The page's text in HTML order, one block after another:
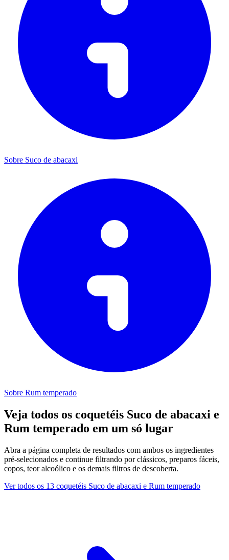
Sobre Suco de abacaxi
Sobre Rum temperado
Veja todos os coquetéis Suco de abacaxi e
Rum temperado em um só lugar
Abra a página completa de resultados com ambos os ingredientes
pré-selecionados e continue filtrando por clássicos, preparos fáceis,
copos, teor alcoólico e os demais filtros de descoberta.
Ver todos os 13 coquetéis Suco de abacaxi e Rum temperado